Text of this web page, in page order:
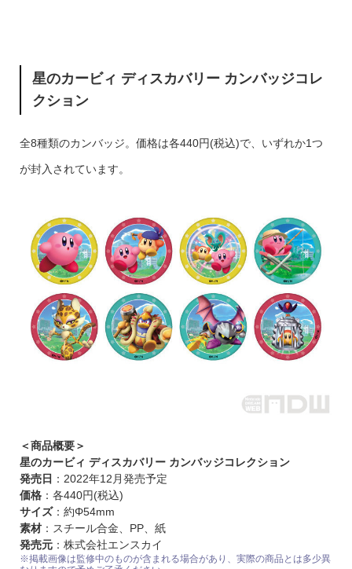
星のカービィ ディスカバリー カンバッジコレ
クション
全8種類のカンバッジ。価格は各440円(税込)で、いずれか1つ
が封入されています。
＜商品概要＞
星のカービィ ディスカバリー カンバッジコレクション
発売日 ：2022年12月発売予定
価格：各440円(税込)
サイズ：約Φ54mm
素材：スチール合金、PP、紙
発売元：株式会社エンスカイ
※掲載画像は監修中のものが含まれる場合があり、実際の商品とは多少異